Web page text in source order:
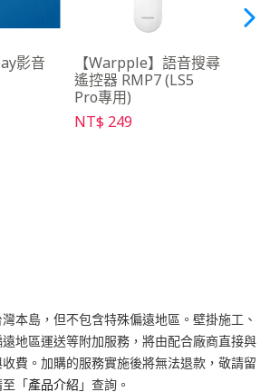
影音
【Warpple】語音搜尋
遙控器 RMP7 (LS5
Pro專用)
NT$ 249
本島，但不包含特殊偏遠地區。壁掛施工、
地區運送等附加服務，將由配合廠商直接與
費。加購的服務實施後將無法退款，敬請留
「 產品介紹 」查詢。